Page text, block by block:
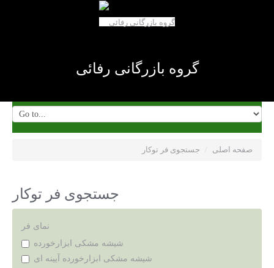
گروه بازرگانی رفائی
صفحه اصلی / جستجوی فر توکار
جستجوی فر توکار
نمای فر
شیشه مشکی ابزارخورده
شیشه مشکی ابزارخورده آیینه ای